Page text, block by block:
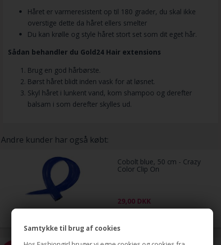
Samtykke til brug af cookies
Håret er varmeresistent op til 180 grader, du skal ikke
overstige dette da håret ellers smelter
Du kan krølle og style håret stort set som dit eget hår.
Sådan behandler du Gold24 Hair extensions
Brug en god hårbørste.
Børst håret blidt inden vask for at løsnet.
Skyl håret i lunkent vand, kom shampoo og derefter
balsam i som derefter skylles ud.
Andre kunder har også købt:
Cobolt blue, 50 cm - Crazy
Color Clip On
29,00 DKK